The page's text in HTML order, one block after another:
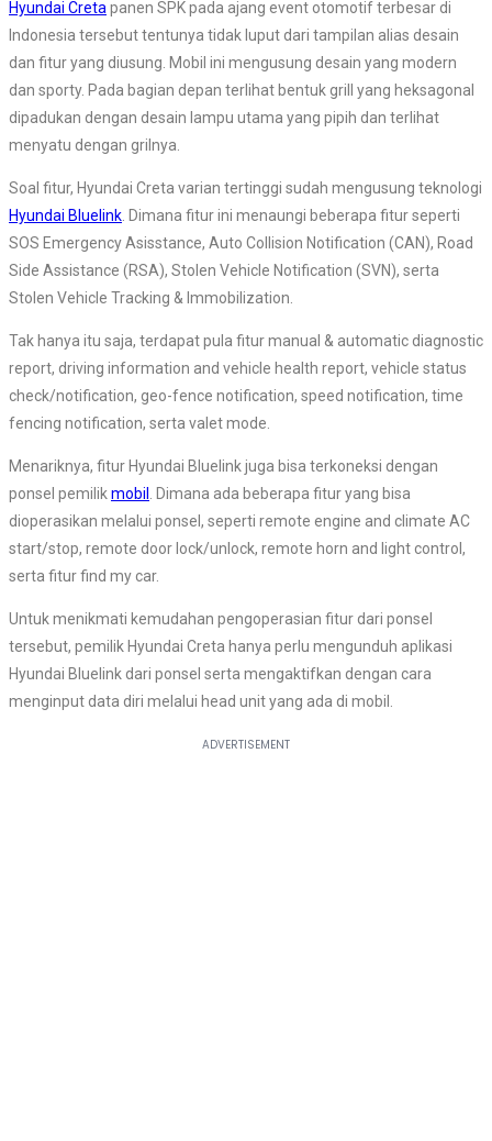
Hyundai Cretapanen SPK pada ajang event otomotif terbesar di
Indonesia tersebut tentunya tidak luput dari tampilan alias desain
dan fitur yang diusung. Mobil ini mengusung desain yang modern
dan sporty. Pada bagian depan terlihat bentuk grill yang heksagonal
dipadukan dengan desain lampu utama yang pipih dan terlihat
menyatu dengan grilnya.
Soal fitur, Hyundai Creta varian tertinggi sudah mengusung teknologi
Hyundai Bluelink. Dimana fitur ini menaungi beberapa fitur seperti
SOS Emergency Asisstance, Auto Collision Notification (CAN), Road
Side Assistance (RSA), Stolen Vehicle Notification (SVN), serta
Stolen Vehicle Tracking & Immobilization.
Tak hanya itu saja, terdapat pula fitur manual & automatic diagnostic
report, driving information and vehicle health report, vehicle status
check/notification, geo-fence notification, speed notification, time
fencing notification, serta valet mode.
Menariknya, fitur Hyundai Bluelink juga bisa terkoneksi dengan
ponsel pemilikmobil . Dimana ada beberapa fitur yang bisa
dioperasikan melalui ponsel, seperti remote engine and climate AC
start/stop, remote door lock/unlock, remote horn and light control,
serta fitur find my car.
Untuk menikmati kemudahan pengoperasian fitur dari ponsel
tersebut, pemilik Hyundai Creta hanya perlu mengunduh aplikasi
Hyundai Bluelink dari ponsel serta mengaktifkan dengan cara
menginput data diri melalui head unit yang ada di mobil.